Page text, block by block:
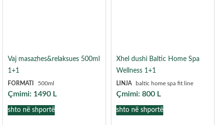
Vaj masazhes&relaksues 500ml
1+1
FORMATI 500ml
Çmimi: 1490 L
shto në shportë
Xhel dushi Baltic Home Spa
Wellness 1+1
LINJA baltic home spa fit line
Çmimi: 800 L
shto në shportë